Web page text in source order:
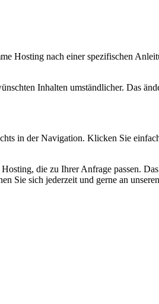
Hosting nach einer spezifischen
Inhalten umständlicher. Das
in der Navigation. Klicken Sie
die zu Ihrer Anfrage passen.
Sie sich jederzeit und gerne an